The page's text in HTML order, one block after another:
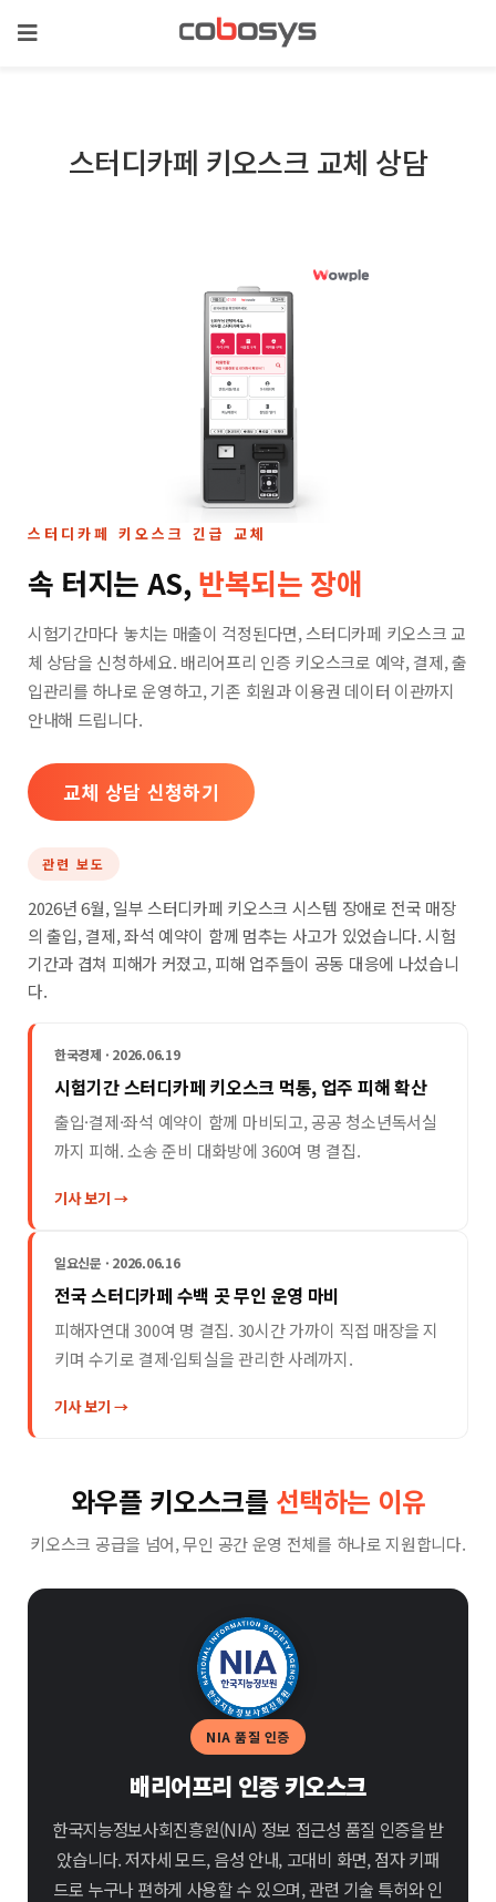
스터디카페 키오스크 교체 상담
스터디카페 키오스크 긴급 교체
속 터지는 AS, 반복되는 장애
시험기간마다 놓치는 매출이 걱정된다면,스터디카페 키오스크 교
체 상담을 신청하세요. 배리어프리 인증 키오스크로 예약, 결제, 출
입관리를 하나로 운영하고, 기존 회원과 이용권 데이터 이관까지
안내해 드립니다.
교체 상담 신청하기
관련 보도
2026년 6월, 일부 스터디카페 키오스크 시스템 장애로 전국 매장
의 출입, 결제, 좌석 예약이 함께 멈추는 사고가 있었습니다. 시험
기간과 겹쳐 피해가 커졌고, 피해 업주들이 공동 대응에 나섰습니
다.
한국경제 · 2026.06.19
시험기간 스터디카페 키오스크 먹통, 업주 피해 확산
출입·결제·좌석 예약이 함께 마비되고, 공공 청소년독서실
까지 피해. 소송 준비 대화방에 360여 명 결집.
기사 보기 →
일요신문 · 2026.06.16
전국 스터디카페 수백 곳 무인 운영 마비
피해자연대 300여 명 결집. 30시간 가까이 직접 매장을 지
키며 수기로 결제·입퇴실을 관리한 사례까지.
기사 보기 →
와우플 키오스크를 선택하는 이유
키오스크 공급을 넘어, 무인 공간 운영 전체를 하나로 지원합니다.
NIA 품질 인증
배리어프리 인증 키오스크
한국지능정보사회진흥원(NIA) 정보 접근성 품질 인증을 받
았습니다. 저자세 모드, 음성 안내, 고대비 화면, 점자 키패
드로 누구나 편하게 사용할 수 있으며, 관련 기술 특허와 인